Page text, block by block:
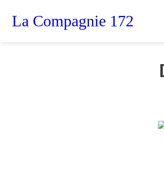
La Compagnie 172